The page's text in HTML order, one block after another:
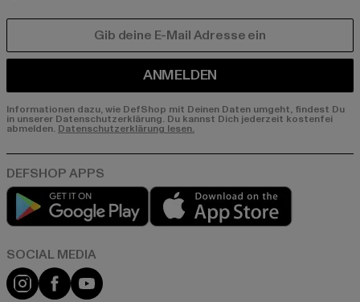
ANMELDEN
Informationen dazu, wie DefShop mit Deinen Daten umgeht, findest Du
in unserer Datenschutzerklärung. Du kannst Dich jederzeit kostenfei
abmelden. Datenschutzerklärung lesen.
Play market
Instagram
FacebookYouTube